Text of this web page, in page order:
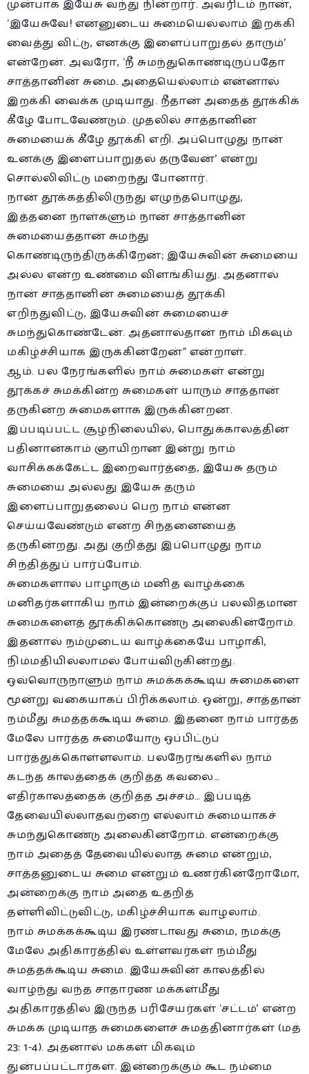
முன்பாக இயேசு வந்து நின்றார். அவரிடம் நான்,
‘இயேசுவே! என்னுடைய சுமையெல்லாம் இறக்கி
வைத்து விட்டு, எனக்கு இளைப்பாறுதல் தாரும்’
என்றேன். அவரோ, ‘நீ சுமந்துகொண்டிருப்பதோ
சாத்தானின் சுமை. அதையெல்லாம் என்னால்
இறக்கி வைக்க முடியாது. நீதான் அதைத் தூக்கிக்
கீழே போடவேண்டும். முதலில் சாத்தானின்
சுமையைக் கீழே தூக்கி எறி. அப்பொழுது நான்
உனக்கு இளைப்பாறுதல் தருவேன்’ என்று
சொல்லிவிட்டு மறைந்து போனார்.
நான் தூக்கத்திலிருந்து எழுந்தபொழுது,
இத்தனை நாள்களும் நான் சாத்தானின்
சுமையைத்தான் சுமந்து
கொண்டிருந்திருக்கிறேன்; இயேசுவின் சுமையை
அல்ல என்ற உண்மை விளங்கியது. அதனால்
நான் சாத்தானின் சுமையைத் தூக்கி
எறிந்துவிட்டு, இயேசுவின் சுமையைச்
சுமந்துகொண்டேன். அதனால்தான் நாம் மிகவும்
மகிழ்ச்சியாக இருக்கின்றேன்” என்றாள்.
ஆம். பல நேரங்களில் நாம் சுமைகள் என்று
தூக்கச் சுமக்கின்ற சுமைகள் யாரும் சாத்தான்
தருகின்ற சுமைகளாக இருக்கின்றன.
இப்படிப்பட்ட சூழ்நிலையில், பொதுக்காலத்தின்
பதினான்காம் ஞாயிறான இன்று நாம்
வாசிக்கக்கேட்ட இறைவார்த்தை, இயேசு தரும்
சுமையை அல்லது இயேசு தரும்
இளைப்பாறுதலைப் பெற நாம் என்ன
செய்யவேண்டும் என்ற சிந்தனையைத்
தருகின்றது. அது குறித்து இப்பொழுது நாம்
சிந்தித்துப் பார்ப்போம்.
சுமைகளால் பாழாகும் மனித வாழ்க்கை
மனிதர்களாகிய நாம் இன்றைக்குப் பலவிதமான
சுமைகளைத் தூக்கிக்கொண்டு அலைகின்றோம்.
இதனால் நம்முடைய வாழ்க்கையே பாழாகி,
நிம்மதியில்லாமல் போய்விடுகின்றது.
ஒவ்வொருநாளும் நாம் சுமக்கக்கூடிய சுமைகளை
மூன்று வகையாகப் பிரிக்கலாம். ஒன்று, சாத்தான்
நம்மீது சுமத்தக்கூடிய சுமை. இதனை நாம் பார்த்த
மேலே பார்த்த சுமையோடு ஒப்பிட்டுப்
பார்த்துக்கொள்ளலாம். பலநேரங்களில் நாம்
கடந்த காலத்தைக் குறித்த கவலை…
எதிர்காலத்தைக் குறித்த அச்சம்… இப்படித்
தேவையில்லாதவற்றை எல்லாம் சுமையாகச்
சுமந்துகொண்டு அலைகின்றோம். என்றைக்கு
நாம் அதைத் தேவையில்லாத சுமை என்றும்,
சாத்தனுடைய சுமை என்றும் உணர்கின்றோமோ,
அன்றைக்கு நாம் அதை உதறித்
தள்ளிவிட்டுவிட்டு, மகிழ்ச்சியாக வாழலாம்.
நாம் சுமக்கக்கூடிய இரண்டாவது சுமை, நமக்கு
மேலே அதிகாரத்தில் உள்ளவர்கள் நம்மீது
சுமத்தக்கூடிய சுமை. இயேசுவின் காலத்தில்
வாழ்ந்து வந்த சாதாரண மக்கள்மீது
அதிகாரத்தில் இருந்த பரிசேயர்கள் ‘சட்டம்’ என்ற
சுமக்க முடியாத சுமைகளைச் சுமத்தினார்கள் (மத்
23: 1-4). அதனால் மக்கள் மிகவும்
துன்பப்பட்டார்கள். இன்றைக்கும் கூட நம்மை